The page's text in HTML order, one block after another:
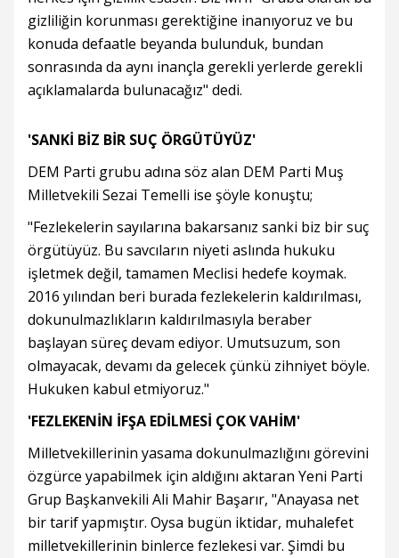
gizliliğin korunması gerektiğine inanıyoruz ve bu
konuda defaatle beyanda bulunduk, bundan
sonrasında da aynı inançla gerekli yerlerde gerekli
açıklamalarda bulunacağız" dedi.
'SANKİ BİZ BİR SUÇ ÖRGÜTÜYÜZ'
DEM Parti grubu adına söz alan DEM Parti Muş
Milletvekili Sezai Temelli ise şöyle konuştu;
"Fezlekelerin sayılarına bakarsanız sanki biz bir suç
örgütüyüz. Bu savcıların niyeti aslında hukuku
işletmek değil, tamamen Meclisi hedefe koymak.
2016 yılından beri burada fezlekelerin kaldırılması,
dokunulmazlıkların kaldırılmasıyla beraber
başlayan süreç devam ediyor. Umutsuzum, son
olmayacak, devamı da gelecek çünkü zihniyet böyle.
Hukuken kabul etmiyoruz."
'FEZLEKENİN İFŞA EDİLMESİ ÇOK VAHİM'
Milletvekillerinin yasama dokunulmazlığını görevini
özgürce yapabilmek için aldığını aktaran Yeni Parti
Grup Başkanvekili Ali Mahir Başarır, "Anayasa net
bir tarif yapmıştır. Oysa bugün iktidar, muhalefet
milletvekillerinin binlerce fezlekesi var. Şimdi bu